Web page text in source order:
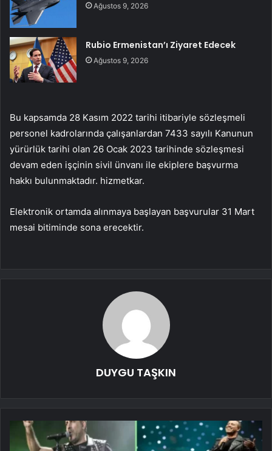
Ağustos 9, 2026
Rubio Ermenistan’ı Ziyaret Edecek
Ağustos 9, 2026
Bu kapsamda 28 Kasım 2022 tarihi itibariyle sözleşmeli
personel kadrolarında çalışanlardan 7433 sayılı Kanunun
yürürlük tarihi olan 26 Ocak 2023 tarihinde sözleşmesi
devam eden işçinin sivil ünvanı ile ekiplere başvurma
hakkı bulunmaktadır. hizmetkar.
Elektronik ortamda alınmaya başlayan başvurular 31 Mart
mesai bitiminde sona erecektir.
DUYGU TAŞKIN